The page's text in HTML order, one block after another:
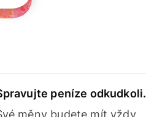
peníze odkudkoli.
měny budete mít vždy